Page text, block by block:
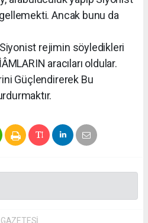
Ancak bunu da
rejimin söyledikleri
aracıları oldular.
Güçlendirerek Bu